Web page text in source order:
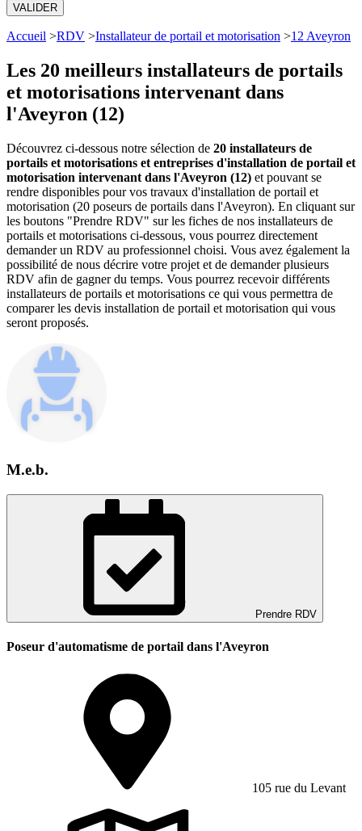
VALIDER
Accueil >RDV >Installateur de portail et motorisation >12 Aveyron
Les 20 meilleurs installateurs de portails
et motorisations intervenant dans
l'Aveyron (12)
Découvrez ci-dessous notre sélection de 20 installateurs de
portails et motorisations et entreprises d'installation de portail et
motorisation intervenant dans l'Aveyron (12) et pouvant se
rendre disponibles pour vos travaux d'installation de portail et
motorisation (20 poseurs de portails dans l'Aveyron). En cliquant sur
les boutons "Prendre RDV" sur les fiches de nos installateurs de
portails et motorisations ci-dessous, vous pourrez directement
demander un RDV au professionnel choisi. Vous avez également la
possibilité de nous décrire votre projet et de demander plusieurs
RDV afin de gagner du temps. Vous pourrez recevoir différents
installateurs de portails et motorisations ce qui vous permettra de
comparer les devis installation de portail et motorisation qui vous
seront proposés.
M.e.b.
Prendre RDV
Poseur d'automatisme de portail dans l'Aveyron
105 rue du Levant